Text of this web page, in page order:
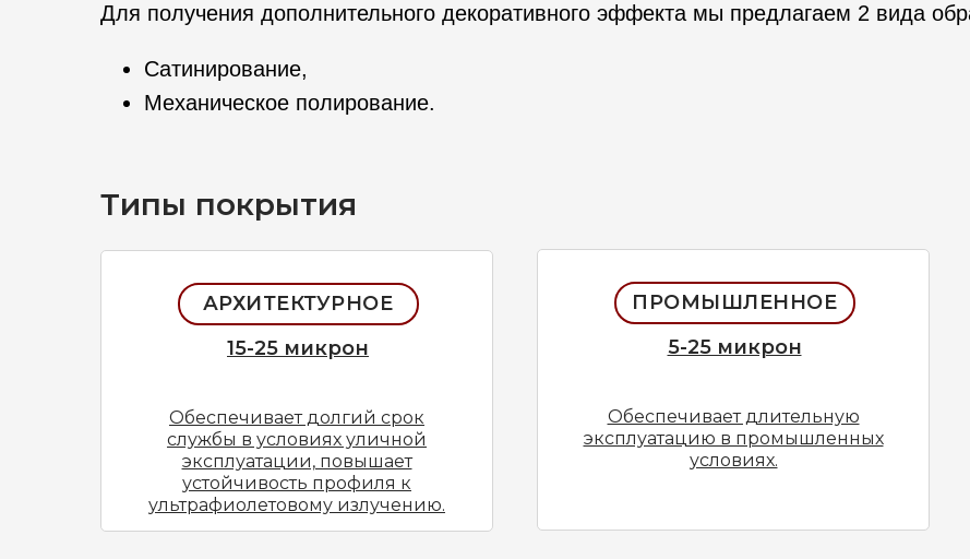
Для получения дополнительного декоративного эффекта мы предлагаем 2 вида
Сатинирование,
Механическое полирование.
Обеспечивает долгий срок
службы в условиях уличной
эксплуатации, повышает
устойчивость профиля к
ультрафиолетовому излучению.
15-25 микрон
АРХИТЕКТУРНОЕ
Обеспечивает длительную
эксплуатацию в промышленных
условиях.
5-25 микрон
ПРОМЫШЛЕННОЕ
Типы покрытия